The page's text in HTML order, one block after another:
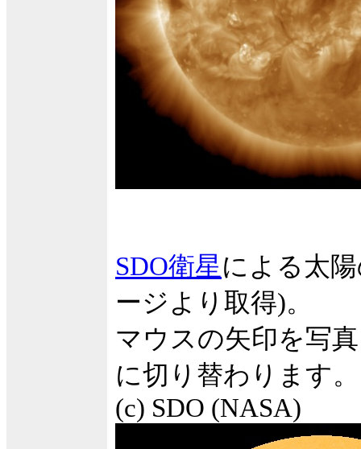
SDO衛星による太
ージより取得)。
マウスの矢印を写
に切り替わります。
(c) SDO (NASA)